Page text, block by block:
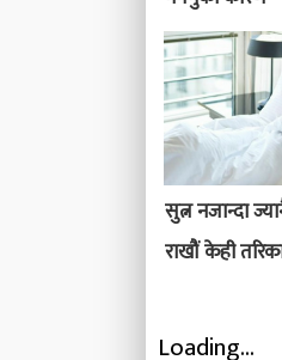
सुत्न नजान्दा
राखौं केही
Loading...